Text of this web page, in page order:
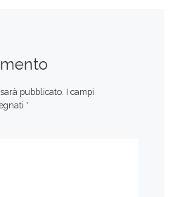
pubblicato. I campi
*